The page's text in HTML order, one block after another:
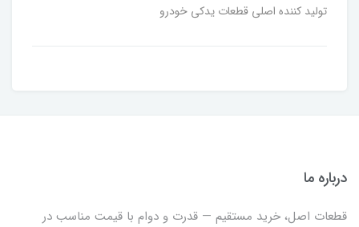
تولید کننده اصلی قطعات یدکی خودرو
درباره ما
قطعات اصل، خرید مستقیم — قدرت و دوام با قیمت مناسب در